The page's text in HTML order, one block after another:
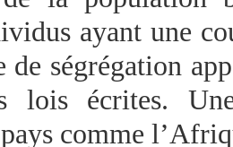
ayant une
de ségrégation
lois écrites.
comme